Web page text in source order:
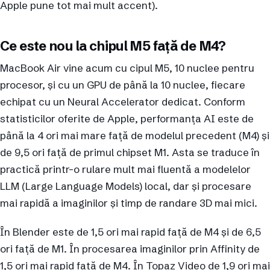
Apple pune tot mai mult accent).
Ce este nou la chipul M5 față de M4?
MacBook Air vine acum cu cipul M5, 10 nuclee pentru
procesor, și cu un GPU de până la 10 nuclee, fiecare
echipat cu un Neural Accelerator dedicat. Conform
statisticilor oferite de Apple, performanța AI este de
până la 4 ori mai mare față de modelul precedent (M4) și
de 9,5 ori față de primul chipset M1. Asta se traduce în
practică printr-o rulare mult mai fluentă a modelelor
LLM (Large Language Models) local, dar și procesare
mai rapidă a imaginilor și timp de randare 3D mai mici.
În Blender este de 1,5 ori mai rapid față de M4 și de 6,5
ori față de M1. În procesarea imaginilor prin Affinity de
1,5 ori mai rapid față de M4. În Topaz Video de 1,9 ori mai